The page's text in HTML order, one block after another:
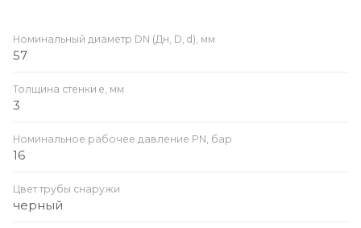
Номинальный диаметр DN (Дн, D, d), мм
57
Толщина стенки e, мм
3
Номинальное рабочее давление PN, бар
16
Цвет трубы снаружи
черный